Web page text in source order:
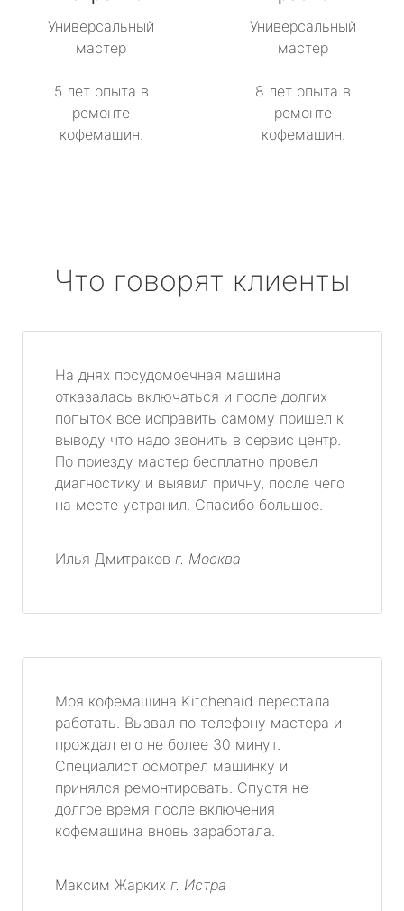
Универсальный
мастер
5 лет опыта в
ремонте
кофемашин.
Универсальный
мастер
8 лет опыта в
ремонте
кофемашин.
Что говорят клиенты
На днях посудомоечная машина
отказалась включаться и после долгих
попыток все исправить самому пришел к
выводу что надо звонить в сервис центр.
По приезду мастер бесплатно провел
диагностику и выявил причну, после чего
на месте устранил. Спасибо большое.
Илья Дмитраков г. Москва
Моя кофемашина Kitchenaid перестала
работать. Вызвал по телефону мастера и
прождал его не более 30 минут.
Специалист осмотрел машинку и
принялся ремонтировать. Спустя не
долгое время после включения
кофемашина вновь заработала.
Максим Жарких г. Истра